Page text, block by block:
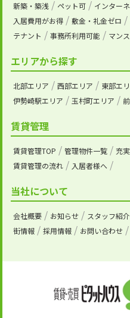
新築・築浅 ペット可 インター
入居費用がお得
敷金・礼金ゼロ
テナント
事務所利用可能 マン
エリアから探す
北部エリア 西部エリア 東部エ
伊勢崎駅エリア
玉村町エリア
賃貸管理
賃貸管理TOP 管理物件一覧 充
賃貸管理の流れ
入居者様へ
当社について
会社概要 お知らせ スタッフ紹介
街情報
採用情報 お問い合わせ